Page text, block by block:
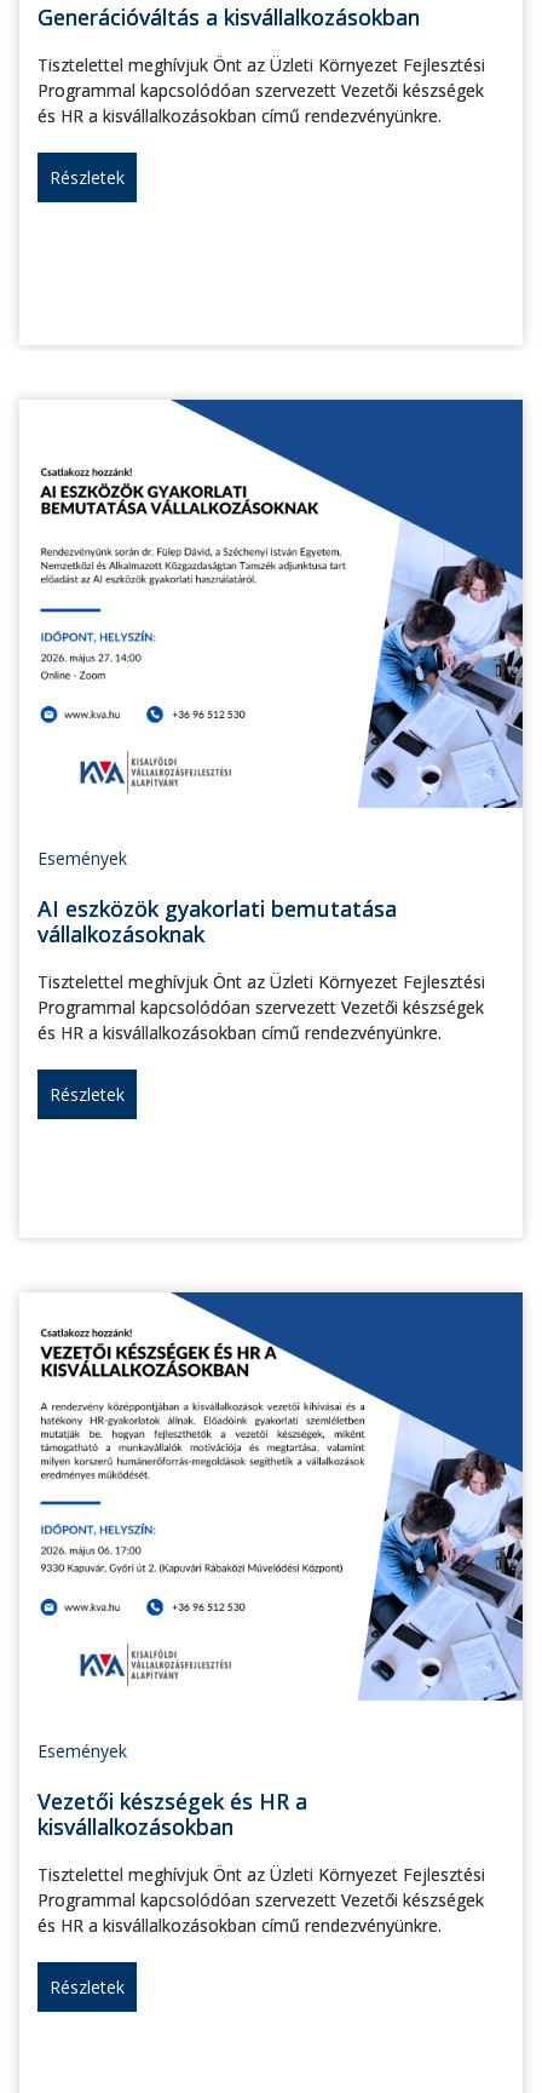
Generációváltás a kisvállalkozásokban
Tisztelettel meghívjuk Önt az Üzleti Környezet Fejlesztési
Programmal kapcsolódóan szervezett Vezetői készségek
és HR a kisvállalkozásokban című rendezvényünkre.
Részletek
Események
AI eszközök gyakorlati bemutatása
vállalkozásoknak
Tisztelettel meghívjuk Önt az Üzleti Környezet Fejlesztési
Programmal kapcsolódóan szervezett Vezetői készségek
és HR a kisvállalkozásokban című rendezvényünkre.
Részletek
Események
Vezetői készségek és HR a
kisvállalkozásokban
Tisztelettel meghívjuk Önt az Üzleti Környezet Fejlesztési
Programmal kapcsolódóan szervezett Vezetői készségek
és HR a kisvállalkozásokban című rendezvényünkre.
Részletek